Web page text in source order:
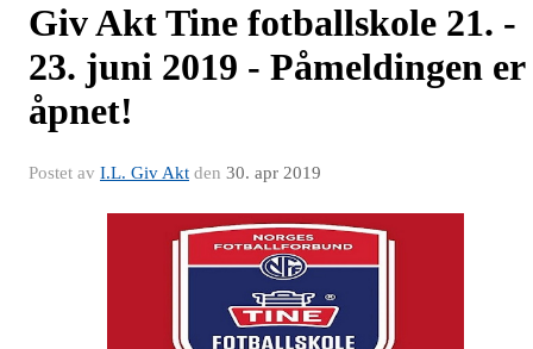
Giv Akt Tine fotballskole 21. -
23. juni 2019 - Påmeldingen er
åpnet!
Postet av I.L. Giv Akt den 30. apr 2019